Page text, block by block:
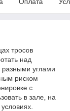
тросов
над
углами
риском
с
в зале, на